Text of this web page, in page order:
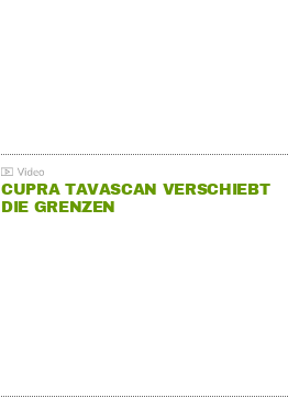
CUPRA TAVASCAN VERSCHIEBT
DIE GRENZEN